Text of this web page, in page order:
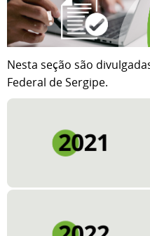
Nesta seção são
Federal de Sergipe.